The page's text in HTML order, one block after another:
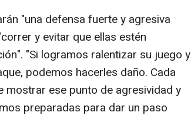
"una defensa fuerte y agresiva
y evitar que ellas estén
"Si logramos ralentizar su juego y
podemos hacerles daño. Cada
mostrar ese punto de agresividad y
preparadas para dar un paso